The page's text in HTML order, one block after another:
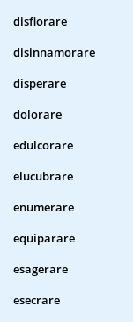
disfiorare
disinnamorare
disperare
dolorare
edulcorare
elucubrare
enumerare
equiparare
esagerare
esecrare